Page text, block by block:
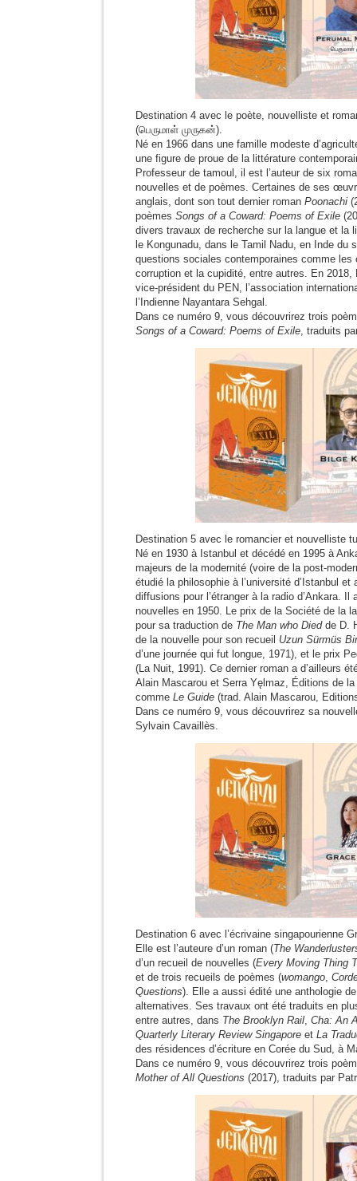
Destination 4 avec le poète, nouvelliste et
(பெருமாள் முருகன்).
Né en 1966 dans une famille modeste
une figure de proue de la littérature
Professeur de tamoul, il est l’auteur de six
nouvelles et de poèmes. Certaines de ses
anglais, dont son tout dernier roman Poonachi
poèmes Songs of a Coward: Poems of Exile
divers travaux de recherche sur la langue et la
le Kongunadu, dans le Tamil Nadu, en Inde
questions sociales contemporaines comme
corruption et la cupidité, entre autres. En 2018,
vice-président du PEN, l’association
l’Indienne Nayantara Sehgal.
Dans ce numéro 9, vous découvrirez trois
Songs of a Coward: Poems of Exile, traduits
Destination 5 avec le romancier et nouvelliste
Né en 1930 à Istanbul et décédé en 1995 à
majeurs de la modernité (voire de la post-
étudié la philosophie à l’université d’Istanbul
diffusions pour l’étranger à la radio d’Ankara.
nouvelles en 1950. Le prix de la Société de la
pour sa traduction de The Man who Diedde D.
de la nouvelle pour son recueil Uzun Sürmüs
d’une journée qui fut longue, 1971), et le prix
(La Nuit, 1991). Ce dernier roman a d’ailleurs
Alain Mascarou et Serra Yęlmaz, Éditions de
comme Le Guide (trad. Alain Mascarou,
Dans ce numéro 9, vous découvrirez sa
Sylvain Cavaillès.
Destination 6 avec l’écrivaine singapourienne
Elle est l’auteure d’un roman (The
d’un recueil de nouvelles (Every Moving Thing
et de trois recueils de poèmes (womango,
Questions). Elle a aussi édité une anthologie
alternatives. Ses travaux ont été traduits en
entre autres, dans The Brooklyn Rail, Cha: An
Quarterly Literary Review Singapore et La
des résidences d’écriture en Corée du Sud, à
Dans ce numéro 9, vous découvrirez trois
Mother of All Questions (2017), traduits par